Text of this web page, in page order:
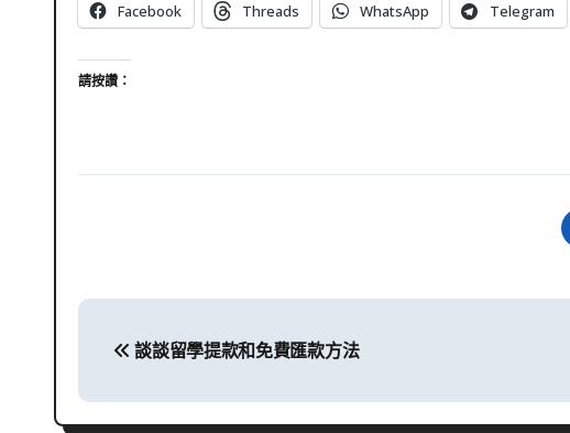
Facebook Threads WhatsApp Telegram
請按讚：
文
導
談談留學提款和免費匯款方法